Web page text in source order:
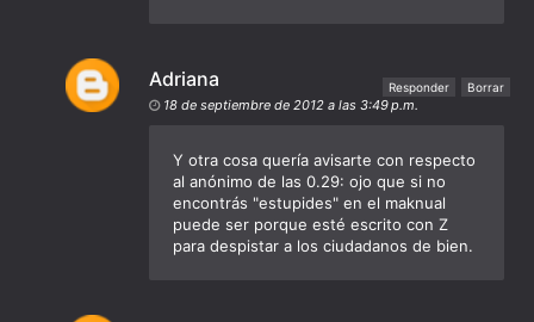
Adriana
18 de septiembre de 2012 a las 3:49 p.m.
Y otra cosa quería avisarte con respecto
al anónimo de las 0.29: ojo que si no
encontrás "estupides" en el maknual
puede ser porque esté escrito con Z
para despistar a los ciudadanos de bien.
Responder Borrar